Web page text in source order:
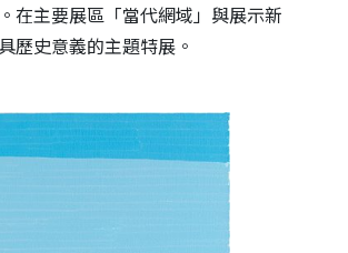
在主要展區「當代網域」與展示新
歷史意義的主題特展。